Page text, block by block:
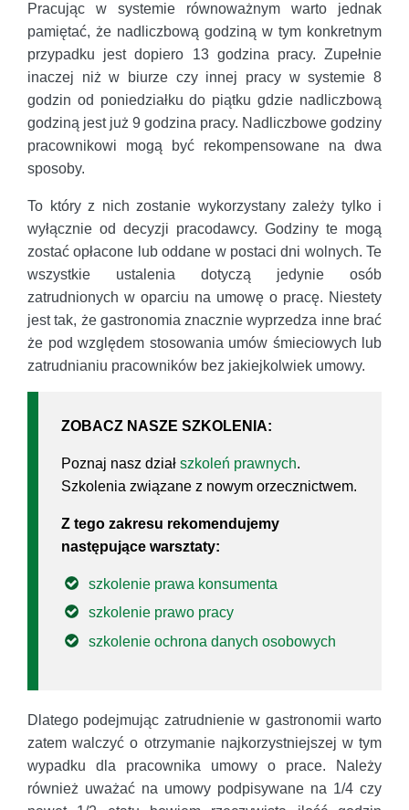
Pracując w systemie równoważnym warto jednak
pamiętać, że nadliczbową godziną w tym konkretnym
przypadku jest dopiero 13 godzina pracy. Zupełnie
inaczej niż w biurze czy innej pracy w systemie 8
godzin od poniedziałku do piątku gdzie nadliczbową
godziną jest już 9 godzina pracy. Nadliczbowe godziny
pracownikowi mogą być rekompensowane na dwa
sposoby.
To który z nich zostanie wykorzystany zależy tylko i
wyłącznie od decyzji pracodawcy. Godziny te mogą
zostać opłacone lub oddane w postaci dni wolnych. Te
wszystkie ustalenia dotyczą jedynie osób
zatrudnionych w oparciu na umowę o pracę. Niestety
jest tak, że gastronomia znacznie wyprzedza inne brać
że pod względem stosowania umów śmieciowych lub
zatrudnianiu pracowników bez jakiejkolwiek umowy.
ZOBACZ NASZE SZKOLENIA:
Poznaj nasz dział szkoleń prawnych.
Szkolenia związane z nowym orzecznictwem.
Z tego zakresu rekomendujemy
następujące warsztaty:
szkolenie prawa konsumenta
szkolenie prawo pracy
szkolenie ochrona danych osobowych
Dlatego podejmując zatrudnienie w gastronomii warto
zatem walczyć o otrzymanie najkorzystniejszej w tym
wypadku dla pracownika umowy o prace. Należy
również uważać na umowy podpisywane na 1/4 czy